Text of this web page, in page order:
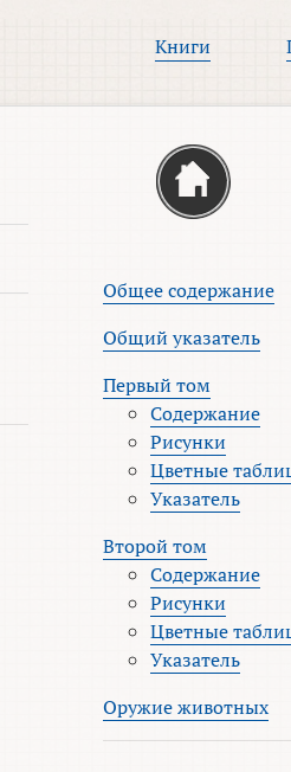
Книги
Общее содержание
Общий указатель
Первый том
Содержание
Рисунки
Цветные
Указатель
Второй том
Содержание
Рисунки
Цветные
Указатель
Оружие животных